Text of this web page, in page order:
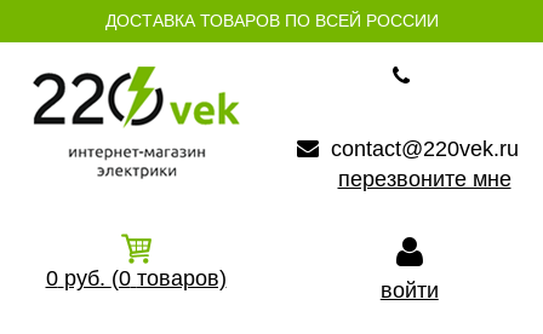
ДОСТАВКА ТОВАРОВ ПО ВСЕЙ РОССИИ
contact@220vek.ru
перезвоните мне
0 руб. (0 товаров) войти